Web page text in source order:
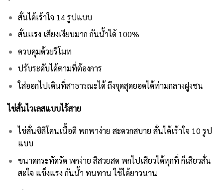
สั่นได้เร้าใจ 14 รูปแบบ
สั่นเเรง เสียงเงียบมาก กันน้ำได้ 100%
ควบคุมด้วยรีโมท
ปรับระดับได้ตามที่ต้องการ
ใส่ออกไปเดินที่สาธารณะได้ ถึงจุดสุดยอดได้ท่ามกลางฝูงชน
ไข่สั่นไวเลสแบบไร้สาย
ไข่สั่นซิลีโคนเนื้อดี พกพาง่าย สะดวกสบาย สั่นได้เร้าใจ 10 รูป
แบบ
ขนาดกระทัดรัด พกง่าย สีสวยสด พกไปเสียวได้ทุกที่ ก็เสียวสั่น
สะใจ แข็งแรง กันน้ำ ทนทาน ใช้ได้ยาวนาน